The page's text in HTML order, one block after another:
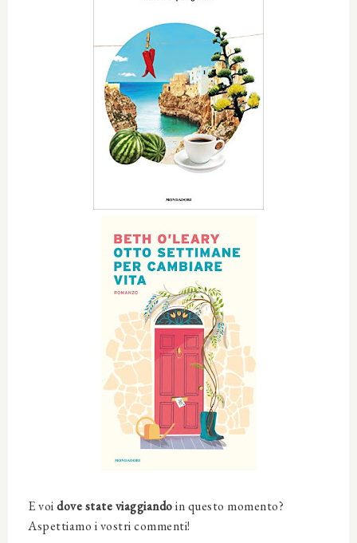
E voidove state viaggiandoin questo momento?
Aspettiamo i vostri commenti!